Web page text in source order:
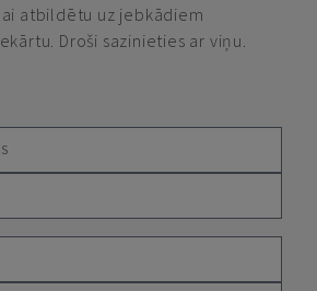
atbildētu uz jebkādiem
Droši sazinieties ar viņu.